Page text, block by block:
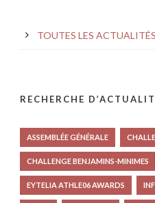
TOUTES LES ACTUALITÉS
RECHERCHE
ASSEMBLÉE GÉNÉRALE
CHALLENGE BENJAMINS-MINIMES
EYTELIA ATHLE06 AWARDS